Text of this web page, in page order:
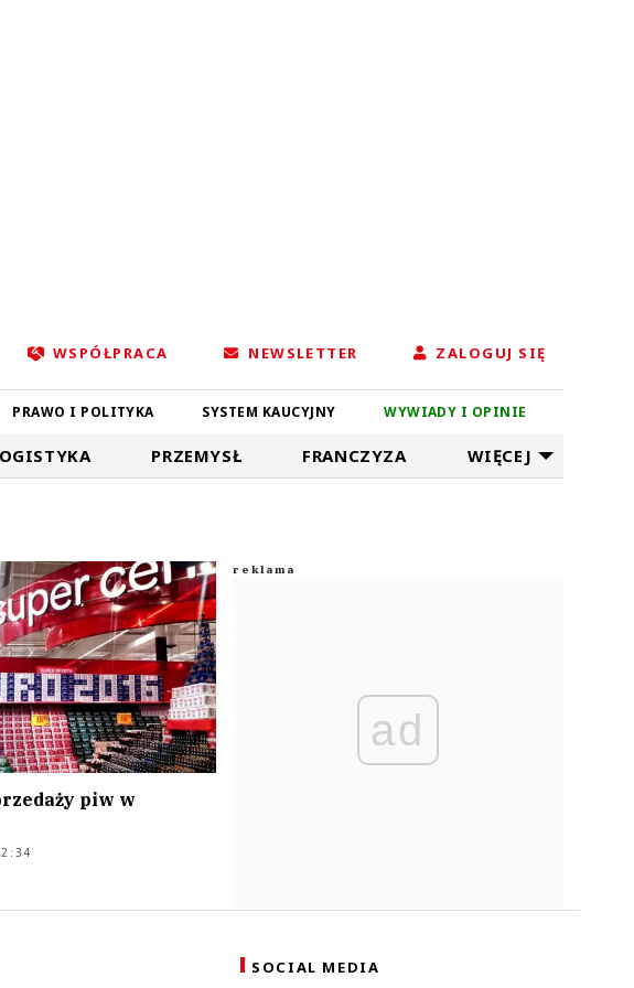
WSPÓŁPRACA NEWSLETTER ZALOGUJ SIĘ
PRAWO I POLITYKA SYSTEM KAUCYJNY WYWIADY I OPINIE
PRZEMYSŁ FRANCZYZA WIĘCEJ
piw w
ad
SOCIAL MEDIA